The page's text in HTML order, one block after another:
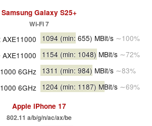
Samsung Galaxy S25+
Wi-Fi 7
1094 (min: 655) MBit/s ∼100%
1154 (min: 1048) MBit/s ∼72%
6GHz 1311 (min: 984) MBit/s ∼83%
6GHz 1204 (min: 1187) MBit/s ∼69%
Apple iPhone 17
802.11 a/​b/​g/​n/​ac/​ax/​be